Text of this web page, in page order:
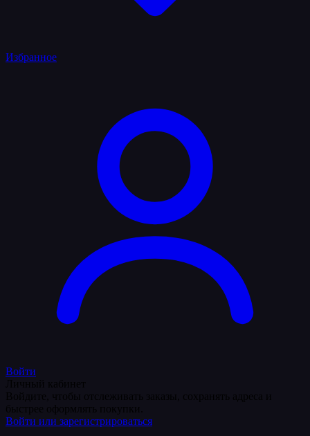
Избранное
Войти
Войти или зарегистрироваться